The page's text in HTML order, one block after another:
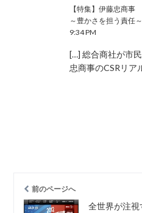
【特集】伊藤忠商
～豊かさを担う責任
9:34 PM
[…] 総合商社が市
忠商事のCSRリア
前のページへ
全世界が注